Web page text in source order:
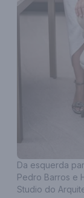
Da esquerda
Pedro Barros e
Studio do